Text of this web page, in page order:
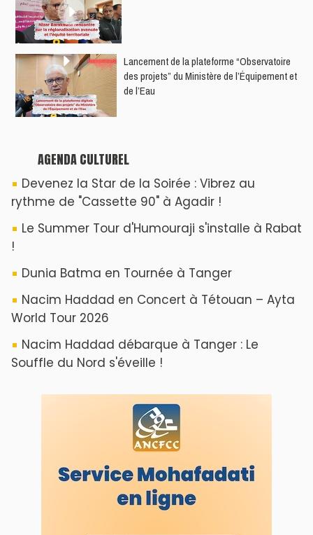
​Lancement de la plateforme “Observatoire
des projets” du Ministère de l’Équipement et
de l’Eau
AGENDA CULTUREL
Devenez la Star de la Soirée : Vibrez au
rythme de "Cassette 90" à Agadir !
Le Summer Tour d'Humouraji s'installe à Rabat
!
Dunia Batma en Tournée à Tanger
Nacim Haddad en Concert à Tétouan – Ayta
World Tour 2026
Nacim Haddad débarque à Tanger : Le
Souffle du Nord s'éveille !